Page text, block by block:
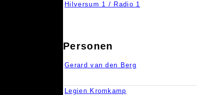
Hilversum 1 / Radio 1
Personen
Gerard van den Berg
Legien Kromkamp